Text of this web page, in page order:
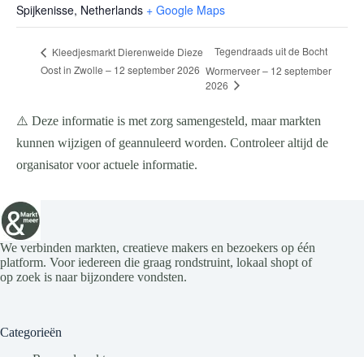
Spijkenisse, Netherlands + Google Maps
Kleedjesmarkt Dierenweide Dieze
Oost in Zwolle – 12 september 2026
Tegendraads uit de Bocht
Wormerveer – 12 september
2026
⚠️ Deze informatie is met zorg samengesteld, maar markten
kunnen wijzigen of geannuleerd worden. Controleer altijd de
organisator voor actuele informatie.
We verbinden markten, creatieve makers en bezoekers op één
platform. Voor iedereen die graag rondstruint, lokaal shopt of
op zoek is naar bijzondere vondsten.
Categorieën